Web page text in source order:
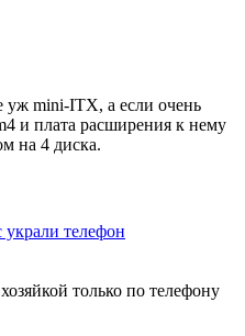
уж mini-ITX, а если очень
и плата расширения к нему
на 4 диска.
украли телефон
только по телефону